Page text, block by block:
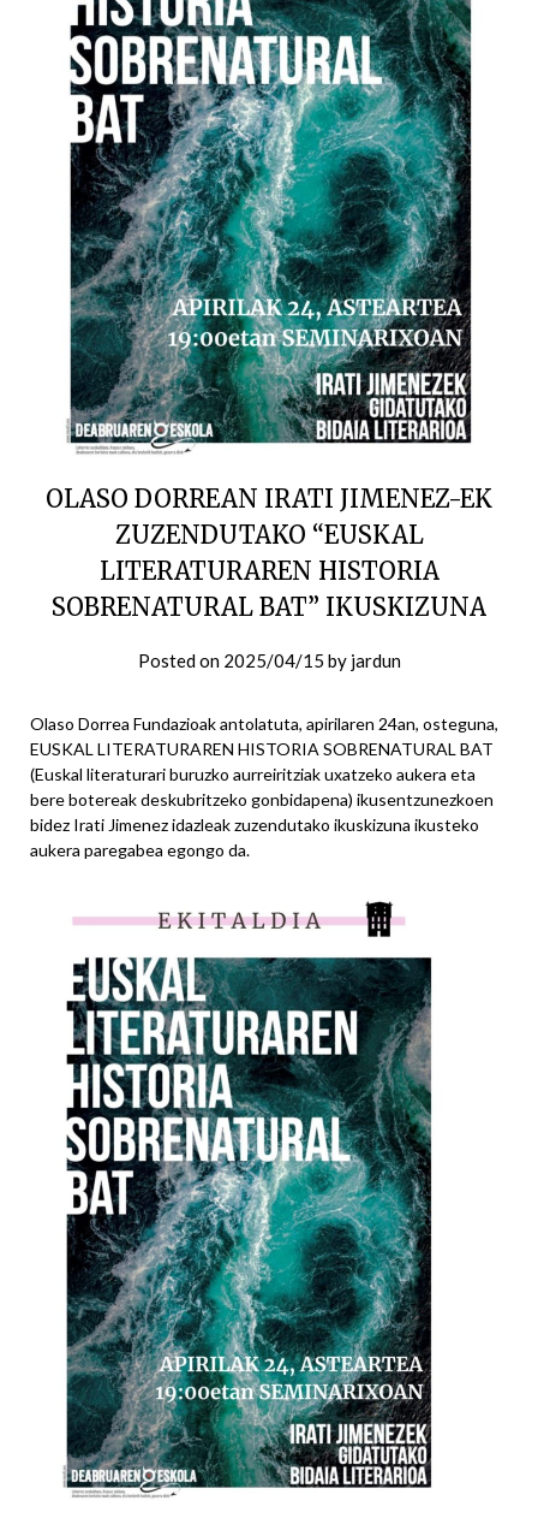
OLASO DORREAN IRATI JIMENEZ-EK
ZUZENDUTAKO “EUSKAL
LITERATURAREN HISTORIA
SOBRENATURAL BAT” IKUSKIZUNA
Posted on 2025/04/15 by jardun
Olaso Dorrea Fundazioak antolatuta, apirilaren 24an, osteguna,
EUSKAL LITERATURAREN HISTORIA SOBRENATURAL BAT
(Euskal literaturari buruzko aurreiritziak uxatzeko aukera eta
bere botereak deskubritzeko gonbidapena) ikusentzunezkoen
bidez Irati Jimenez idazleak zuzendutako ikuskizuna ikusteko
aukera paregabea egongo da.